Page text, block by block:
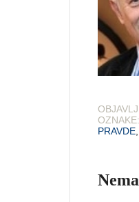
OZNAKE:
PRAVDE